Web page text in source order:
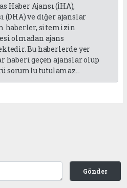
Haber Ajansı (İHA),
(DHA) ve diğer ajanslar
haberler, sitemizin
olmadan ajans
Bu haberlerde yer
geçen ajanslar olup
tutulamaz...
Gönder